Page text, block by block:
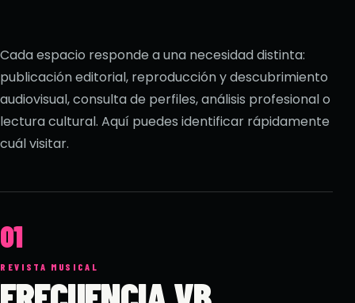
Cada espacio responde a una necesidad distinta:
publicación editorial, reproducción y descubrimiento
audiovisual, consulta de perfiles, análisis profesional o
lectura cultural. Aquí puedes identificar rápidamente
cuál visitar.
01
REVISTA MUSICAL